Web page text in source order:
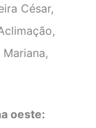
César,
oeste: